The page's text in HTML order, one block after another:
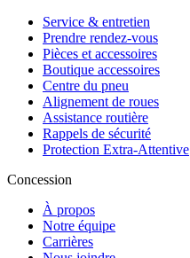
Service & entretien
Prendre rendez-vous
Pièces et accessoires
Boutique accessoires
Centre du pneu
Alignement de roues
Assistance routière
Rappels de sécurité
Protection Extra-Attentive
Concession
À propos
Notre équipe
Carrières